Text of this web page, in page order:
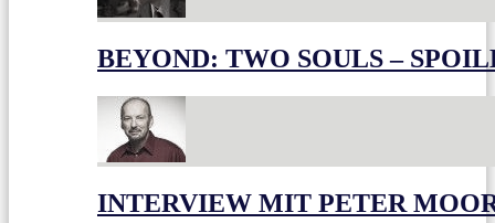
BEYOND: TWO SOULS –
INTERVIEW MIT PETER